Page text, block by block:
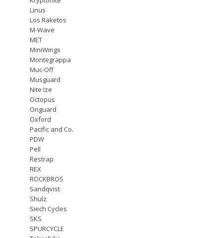
Linus
Los Raketos
M-Wave
MET
MiniWings
Montegrappa
Muc-Off
Musguard
Nite Ize
Octopus
Onguard
Oxford
Pacific and Co.
PDW
Pell
Restrap
REX
ROCKBROS
Sandqvist
Shulz
Siech Cycles
SKS
SPURCYCLE